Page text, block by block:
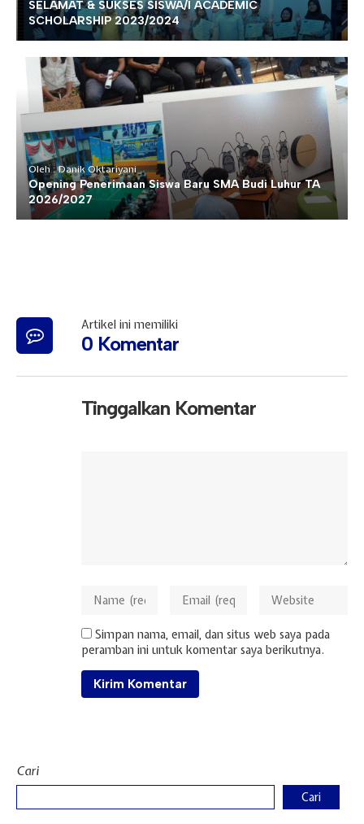
SELAMAT & SUKSES SISWA/I ACADEMIC
SCHOLARSHIP 2023/2024
Oleh : Danik Oktariyani
Opening Penerimaan Siswa Baru SMA Budi Luhur TA
2026/2027
Artikel ini memiliki
0 Komentar
Tinggalkan Komentar
Simpan nama, email, dan situs web saya pada
peramban ini untuk komentar saya berikutnya.
Cari
Cari